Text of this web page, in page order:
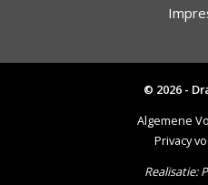
© 2026 -
Algemene
Privacy
Realisatie: